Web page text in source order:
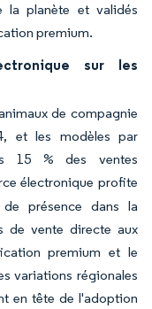
la planète et validés
premium.
sur les
de compagnie
et les modèles par
15 % des ventes
électronique profite
présence dans la
de vente directe aux
premium et le
variations régionales
en tête de l'adoption